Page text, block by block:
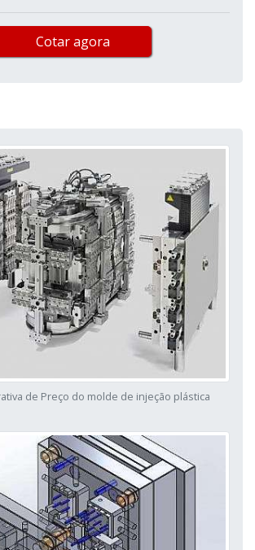
Cotar agora
de Preço do molde de injeção plástica